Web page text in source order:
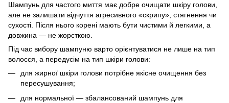
Шампунь для частого миття має добре очищати шкіру голови,
але не залишати відчуття агресивного «скрипу», стягнення чи
сухості. Після нього корені мають бути чистими й легкими, а
довжина — не жорсткою.
Під час вибору шампуню варто орієнтуватися не лише на тип
волосся, а передусім на тип шкіри голови:
для жирної шкіри голови потрібне якісне очищення без
пересушування;
для нормальної — збалансований шампунь для